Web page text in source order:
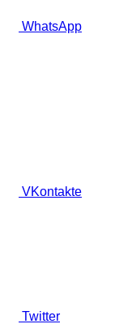
WhatsApp
VKontakte
Twitter